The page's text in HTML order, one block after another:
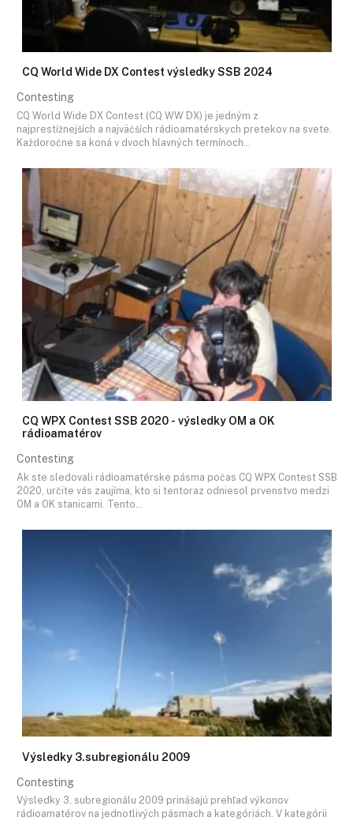
CQ World Wide DX Contest výsledky SSB 2024
Contesting
CQ World Wide DX Contest (CQ WW DX) je jedným z
najprestížnejších a najväčších rádioamatérskych pretekov na svete.
Každoročne sa koná v dvoch hlavných termínoch…
CQ WPX Contest SSB 2020 - výsledky OM a OK
rádioamatérov
Contesting
Ak ste sledovali rádioamatérske pásma počas CQ WPX Contest SSB
2020, určite vás zaujíma, kto si tentoraz odniesol prvenstvo medzi
OM a OK stanicami. Tento…
Výsledky 3.subregionálu 2009
Contesting
Výsledky 3. subregionálu 2009 prinášajú prehľad výkonov
rádioamatérov na jednotlivých pásmach a kategóriách. V kategórii